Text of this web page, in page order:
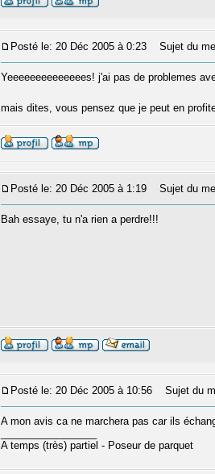
Posté le: 20 Déc 2005 à 0:23 Sujet du
Yeeeeeeeeeeeeees! j'ai pas de problemes
mais dites, vous pensez que je peut en
Posté le: 20 Déc 2005 à 1:19 Sujet du
Bah essaye, tu n'a rien a perdre!!!
Posté le: 20 Déc 2005 à 10:56 Sujet du
A mon avis ca ne marchera pas car ils
A temps (très) partiel - Poseur de parquet